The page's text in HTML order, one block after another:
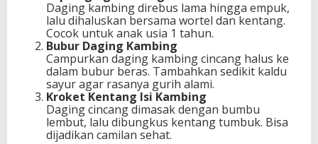
Daging kambing direbus lama hingga empuk,
lalu dihaluskan bersama wortel dan kentang.
Cocok untuk anak usia 1 tahun.
Bubur Daging Kambing
Campurkan daging kambing cincang halus ke
dalam bubur beras. Tambahkan sedikit kaldu
sayur agar rasanya gurih alami.
Kroket Kentang Isi Kambing
Daging cincang dimasak dengan bumbu
lembut, lalu dibungkus kentang tumbuk. Bisa
dijadikan camilan sehat.